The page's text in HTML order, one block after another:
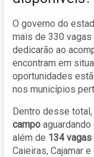
O governo do
mais de 330
dedicarão ao
encontram em
oportunidades
nos municípios
Dentro desse total,
campo
além de 134 vagas
Caieiras, Cajamar